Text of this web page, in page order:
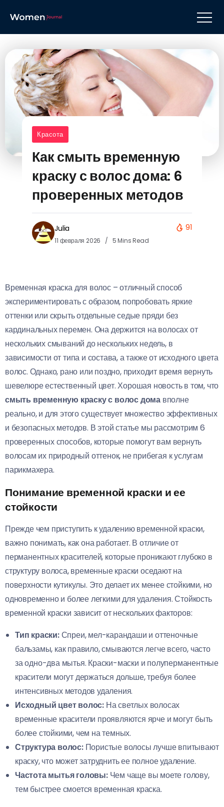
Красота
Как смыть временную
краску с волос дома: 6
проверенных методов
Julia
11 февраля 2026 5 Mins Read
91
Временная краска для волос – отличный способ
экспериментировать с образом, попробовать яркие
оттенки или скрыть отдельные седые пряди без
кардинальных перемен. Она держится на волосах от
нескольких смываний до нескольких недель, в
зависимости от типа и состава, а также от исходного цвета
волос. Однако, рано или поздно, приходит время вернуть
шевелюре естественный цвет. Хорошая новость в том, что
смыть временную краску с волос дома вполне
реально, и для этого существует множество эффективных
и безопасных методов. В этой статье мы рассмотрим 6
проверенных способов, которые помогут вам вернуть
волосам их природный оттенок, не прибегая к услугам
парикмахера.
Понимание временной краски и ее
стойкости
Прежде чем приступить к удалению временной краски,
важно понимать, как она работает. В отличие от
перманентных красителей, которые проникают глубоко в
структуру волоса, временные краски оседают на
поверхности кутикулы. Это делает их менее стойкими, но
одновременно и более легкими для удаления. Стойкость
временной краски зависит от нескольких факторов:
Тип краски:Спреи, мел-карандаши и оттеночные
бальзамы, как правило, смываются легче всего, часто
за одно-два мытья. Краски-маски и полуперманентные
красители могут держаться дольше, требуя более
интенсивных методов удаления.
Исходный цвет волос: На светлых волосах
временные красители проявляются ярче и могут быть
более стойкими, чем на темных.
Структура волос:Пористые волосы лучше впитывают
краску, что может затруднить ее полное удаление.
Частота мытья головы:Чем чаще вы моете голову,
тем быстрее смоется временная краска.